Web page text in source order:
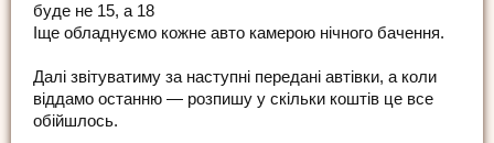
буде не 15, а 18
Іще обладнуємо кожне авто камерою нічного бачення.
Далі звітуватиму за наступні передані автівки, а коли
віддамо останню — розпишу у скільки коштів це все
обійшлось.